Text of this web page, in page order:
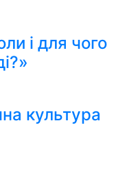
і для чого
культура